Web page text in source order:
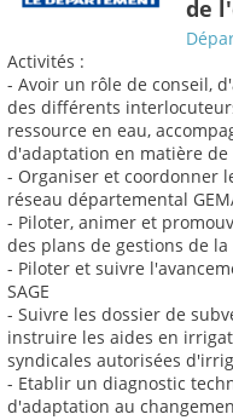
de
Activités :
- Avoir un rôle de conseil,
des différents
ressource en eau,
d'adaptation en matière de
- Organiser et coordonner
réseau départemental
- Piloter, animer et
des plans de gestions de la
- Piloter et suivre
SAGE
- Suivre les dossier de
instruire les aides en
syndicales autorisées
- Etablir un diagnostic
d'adaptation au